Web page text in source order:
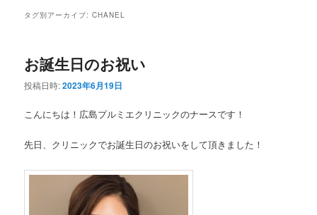
タグ別アーカイブ:CHANEL
お誕生日のお祝い
投稿日時:2023年6月19日
こんにちは！広島プルミエクリニックのナースです！
先日、クリニックでお誕生日のお祝いをして頂きました！